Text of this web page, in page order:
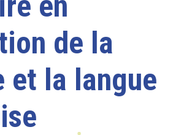
de la
et la langue